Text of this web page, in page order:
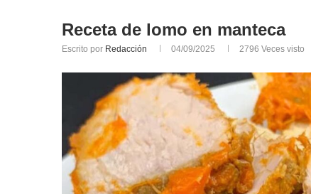
Receta de lomo en manteca
Escrito por Redacción 04/09/2025 2796 Veces visto